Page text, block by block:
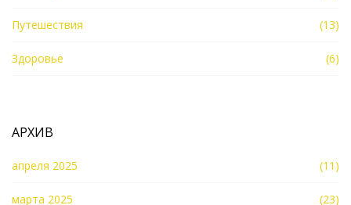
Путешествия (13)
Здоровье (6)
АРХИВ
апреля 2025 (11)
марта 2025 (23)